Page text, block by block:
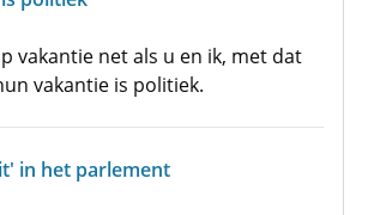
vakantie net als u en ik, met dat
vakantie is politiek.
in het parlement